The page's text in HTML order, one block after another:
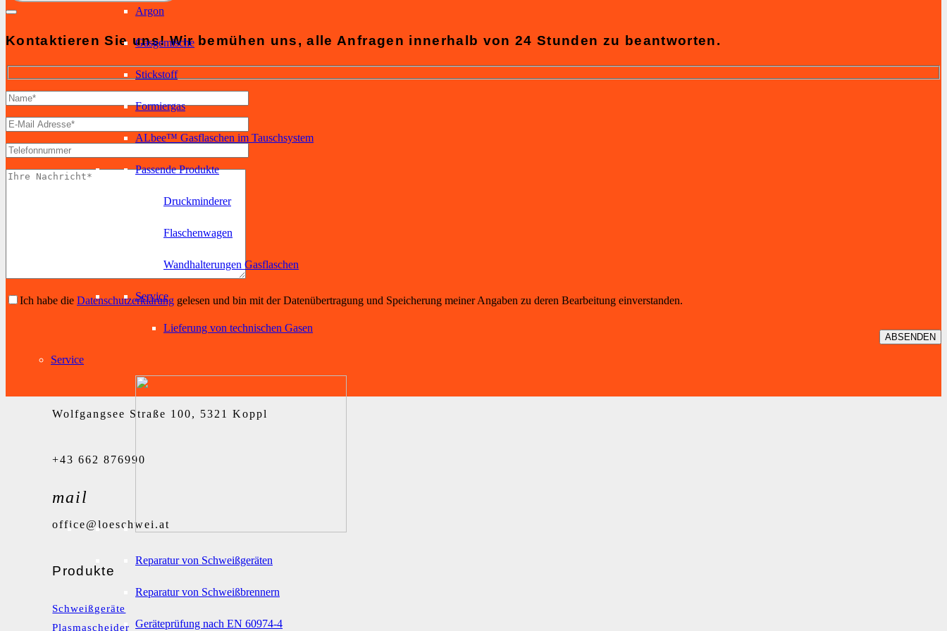
Argon
Gasgemische
Stickstoff
Formiergas
ALbee™ Gasflaschen im Tauschsystem
Passende Produkte
Druckminderer
Flaschenwagen
Wandhalterungen Gasflaschen
Service
Lieferung von technischen Gasen
Service
Reparatur von Schweißgeräten
Reparatur von Schweißbrennern
Geräteprüfung nach EN 60974-4
Kontaktieren Sie uns! Wir bemühen uns, alle Anfragen innerhalb von 24 Stunden zu beantworten.
Ich habe die Datenschutzerklärung gelesen und bin mit der Datenübertragung und Speicherung meiner Angaben zu deren Bearbeitung einverstanden.
Wolfgangsee Straße 100, 5321 Koppl
+43 662 876990
mail
office@loeschwei.at
Produkte
Schweißgeräte
Plasmascheider